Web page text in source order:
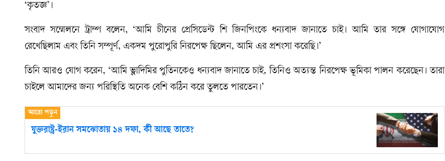
‘কৃতজ্ঞ’।
সংবাদ সম্মেলনে ট্রাম্প বলেন, ‘আমি চীনের প্রেসিডেন্ট শি জিনপিংকে ধন্যবাদ জানাতে চাই। আমি তার সঙ্গে যোগাযোগ
রেখেছিলাম এবং তিনি সম্পূর্ণ, একদম পুরোপুরি নিরপেক্ষ ছিলেন, আমি এর প্রশংসা করেছি।’
তিনি আরও যোগ করেন, ‘আমি ভ্লাদিমির পুতিনকেও ধন্যবাদ জানাতে চাই, তিনিও অত্যন্ত নিরপেক্ষ ভূমিকা পালন করেছেন। তারা
চাইলে আমাদের জন্য পরিস্থিতি অনেক বেশি কঠিন করে তুলতে পারতেন।’
যুক্তরাষ্ট্র-ইরান সমঝোতায় ১৪ দফা, কী আছে তাতে?